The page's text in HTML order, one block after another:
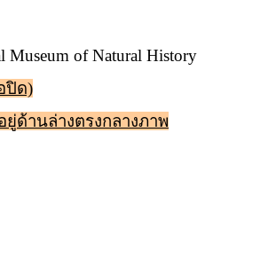
Museum of Natural History
ปิด)
ด้านล่างตรงกลางภาพ